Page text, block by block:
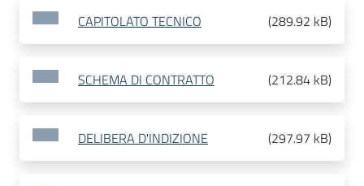
CAPITOLATO TECNICO (289.92 kB)
SCHEMA DI CONTRATTO (212.84 kB)
DELIBERA D'INDIZIONE (297.97 kB)